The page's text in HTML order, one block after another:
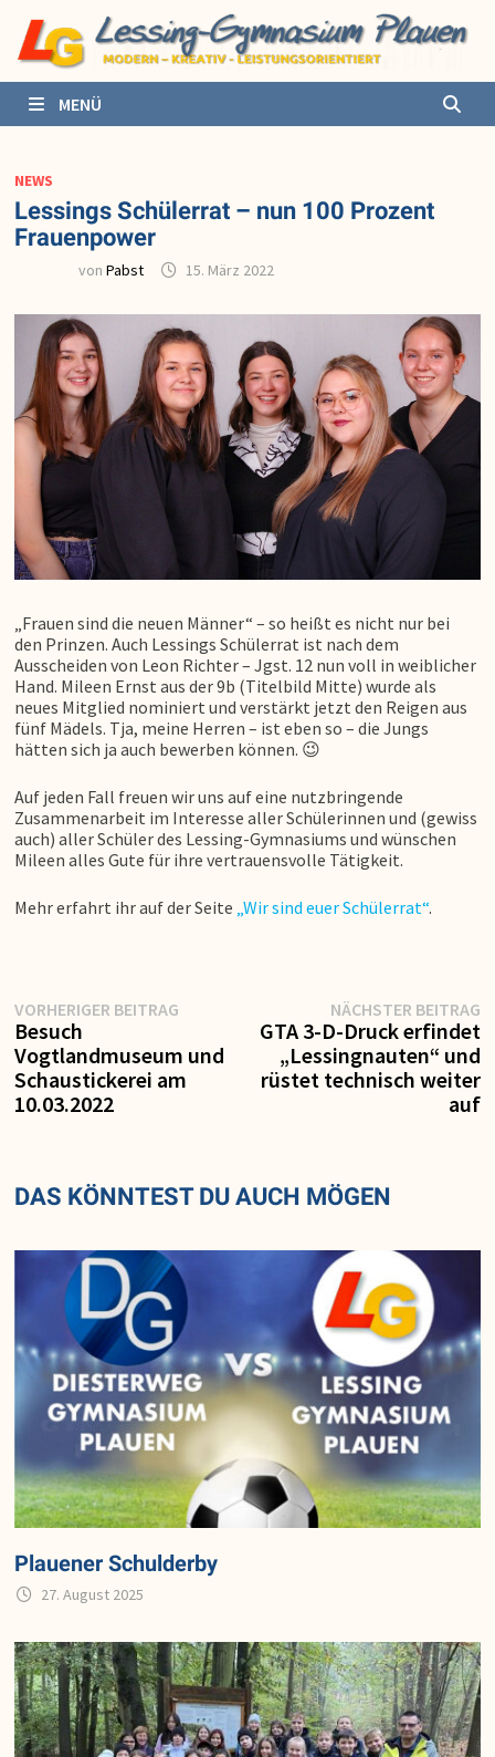
zum
Inhalt
MENÜ
NEWS
Lessings Schülerrat – nun 100 Prozent
Frauenpower
vonPabst 15. März 2022
„Frauen sind die neuen Männer“ – so heißt es nicht nur bei
den Prinzen. Auch Lessings Schülerrat ist nach dem
Ausscheiden von Leon Richter – Jgst. 12 nun voll in weiblicher
Hand. Mileen Ernst aus der 9b (Titelbild Mitte) wurde als
neues Mitglied nominiert und verstärkt jetzt den Reigen aus
fünf Mädels. Tja, meine Herren – ist eben so – die Jungs
hätten sich ja auch bewerben können. 😉
Auf jeden Fall freuen wir uns auf eine nutzbringende
Zusammenarbeit im Interesse aller Schülerinnen und (gewiss
auch) aller Schüler des Lessing-Gymnasiums und wünschen
Mileen alles Gute für ihre vertrauensvolle Tätigkeit.
Mehr erfahrt ihr auf der Seite „Wir sind euer Schülerrat“.
Beitragsnavigation
VORHERIGER BEITRAG
Besuch
Vogtlandmuseum und
Schaustickerei am
10.03.2022
NÄCHSTER BEITRAG
GTA 3-D-Druck erfindet
„Lessingnauten“ und
rüstet technisch weiter
auf
DAS KÖNNTEST DU AUCH MÖGEN
Plauener Schulderby
27. August 2025